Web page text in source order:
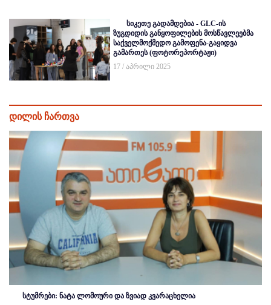
სიკეთე გადამდებია - GLC-ის
ზუგდიდის განყოფილების მოსწავლეებმა
საქველმოქმედო გამოფენა-გაყიდვა
გამართეს (ფოტორეპორტაჟი)
17 / აპრილი 2025
დილის ჩართვა
სტუმრები: ნატა ლომოური და ზვიად კვარაცხელია